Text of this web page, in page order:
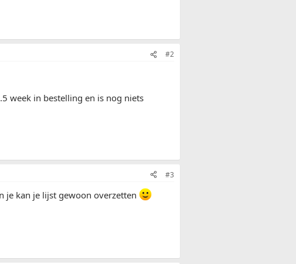
#2
week in bestelling en is nog niets
#3
je kan je lijst gewoon overzetten